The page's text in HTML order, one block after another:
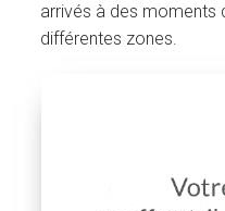
arrivés à des moments
différentes zones.